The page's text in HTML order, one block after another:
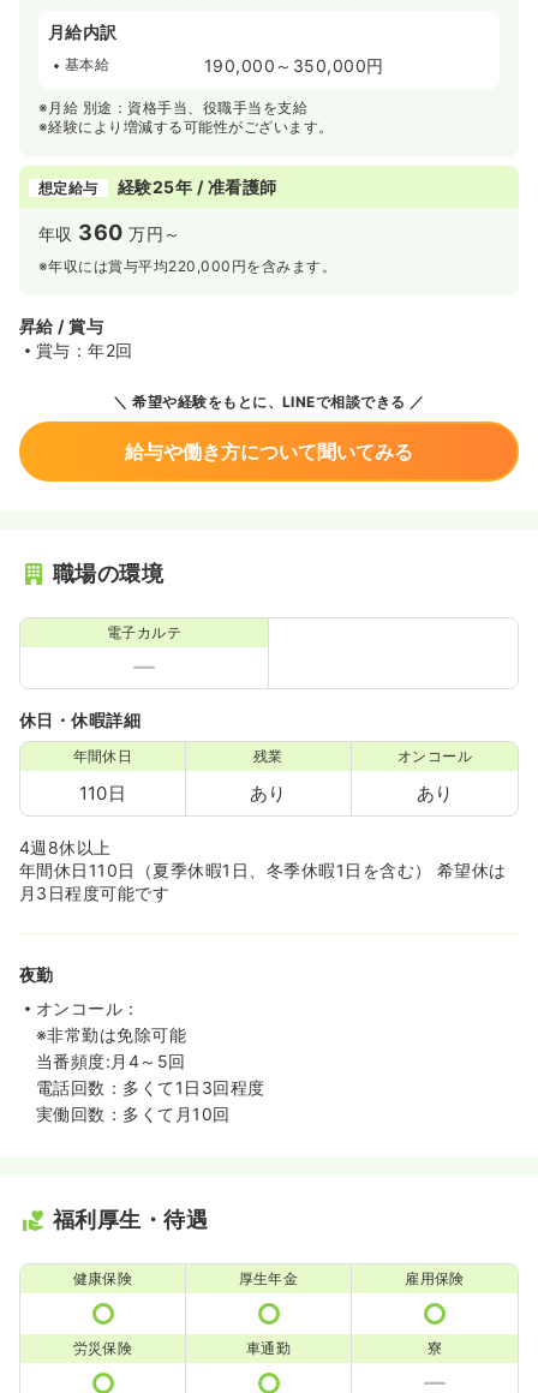
月給内訳
基本給 190,000～350,000円
※月給 別途：資格手当、役職手当を支給
※経験により増減する可能性がございます。
想定給与 経験25年 / 准看護師
年収 360 万円～
※年収には賞与平均220,000円を含みます。
昇給 / 賞与
賞与：年2回
希望や経験をもとに、LINEで相談できる
給与や働き方について聞いてみる
職場の環境
電子カルテ
休日・休暇詳細
年間休日
110日
残業
あり
オンコール
あり
4週8休以上
年間休日110日（夏季休暇1日、冬季休暇1日を含む） 希望休は
月3日程度可能です
夜勤
オンコール：
※非常勤は免除可能
当番頻度:月4～5回
電話回数：多くて1日3回程度
実働回数：多くて月10回
福利厚生・待遇
健康保険 厚生年金 雇用保険
労災保険 車通勤 寮